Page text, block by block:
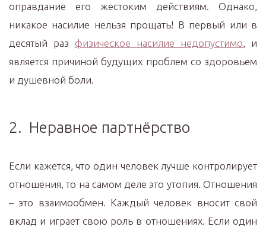
оправдание его жестоким действиям. Однако,
никакое насилие нельзя прощать! В первый или в
десятый раз физическое насилие недопустимо, и
является причиной будущих проблем со здоровьем
и душевной боли.
2. Неравное партнёрство
Если кажется, что один человек лучше контролирует
отношения, то на самом деле это утопия. Отношения
– это взаимообмен. Каждый человек вносит свой
вклад и играет свою роль в отношениях. Если один